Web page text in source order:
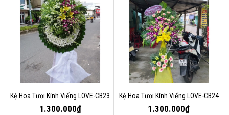
Kệ Hoa Tươi Kính Viếng LOVE-CB23
1.300.000₫
Kệ Hoa Tươi Kính Viếng LOVE-CB24
1.300.000₫